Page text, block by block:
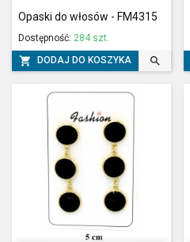
Opaski do włosów - FM4315
Dostępność: 284 szt.
 DODAJ DO KOSZYKA 